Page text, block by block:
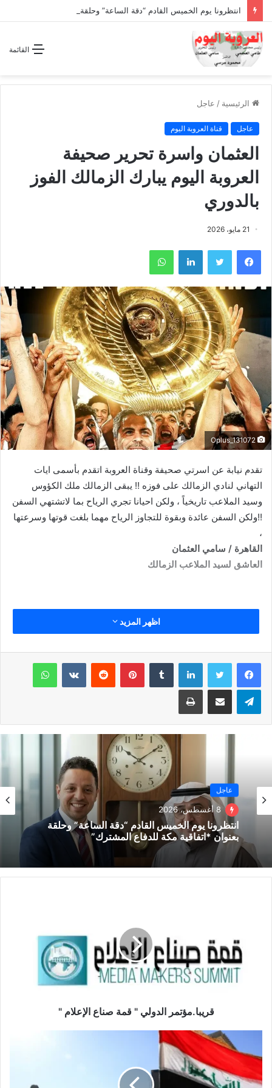
القائمة
الرئيسية / عاجل
عاجل قناة العروبة اليوم
العثمان واسرة تحرير صحيفة
العروبة اليوم يبارك الزمالك الفوز
بالدوري
21 مايو، 2026
فيسبوك تويتر لينكدإن واتساب
تقدم نيابة عن اسرتي صحيفة وقناة العروبة اتقدم بأسمى ايات
التهاني لنادي الزمالك على فوزه !! يبقى الزمالك ملك الكؤوس
وسيد الملاعب تاريخياً ، ولكن احيانا تجري الرياح بما لاتشتهي السفن
!!ولكن السفن عائدة وبقوة للتجاوز الرياح مهما بلغت قوتها وسرعتها
،
القاهرة / سامي العثمان
العاشق لسيد الملاعب الزمالك
اظهر المزيد
لينكدإن بينتيريست واتساب
تيلقرام مشاركة عبر البريد طباعة
عاجل
8 أغسطس، 2026
انتظرونا يوم الخميس القادم “دقة الساعة” وحلقة
بعنوان *اتفاقية مكة للدفاع المشترك”
قريبا.مؤتمر الدولي " قمة صناع الإعلام "